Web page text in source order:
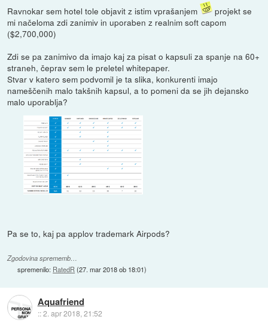
Ravnokar sem hotel tole objavit z istim vprašanjem
projekt se
mi načeloma zdi zanimiv in uporaben z realnim soft capom
($2,700,000)
Zdi se pa zanimivo da imajo kaj za pisat o kapsuli za spanje na 60+
straneh, čeprav sem le preletel whitepaper.
Stvar v katero sem podvomil je ta slika, konkurenti imajo
nameščenih malo takšnih kapsul, a to pomeni da se jih dejansko
malo uporablja?
Pa se to, kaj pa applov trademark Airpods?
Zgodovina sprememb…
spremenilo: RatedR (27. mar 2018 ob 18:01)
Aquafriend
::2. apr 2018, 21:52